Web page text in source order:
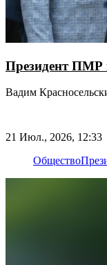
Президент ПМР
Вадим
21 Июл., 2026, 12:33
Общество